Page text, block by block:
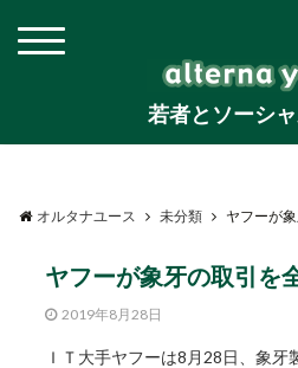
若者とソーシ
オルタナユース 未分類 ヤフーが
ヤフーが象牙の取引を
2019年8月28日
ＩＴ大手ヤフーは8月28日、象牙